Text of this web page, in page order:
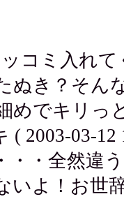
コミ入れて
ぬき？そん
めでキリっ
( 2003-03-12
・・全然違
いよ！お世